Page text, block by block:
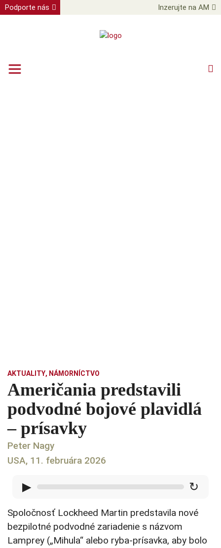
Podporte nás Inzerujte na AM
AKTUALITY, NÁMORNÍCTVO
Američania predstavili
podvodné bojové plavidlá
– prísavky
Peter Nagy
USA, 11. februára 2026
▶ ↻
Spoločnosť Lockheed Martin predstavila nové
bezpilotné podvodné zariadenie s názvom
Lamprey („Mihula“ alebo ryba-prísavka, aby bolo